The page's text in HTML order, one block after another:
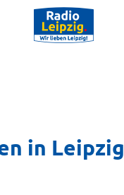
in Leipzig